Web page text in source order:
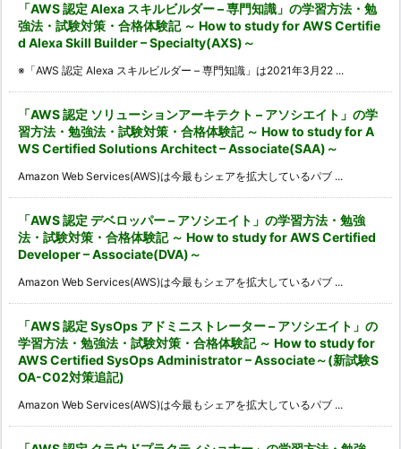
「AWS 認定 Alexa スキルビルダー – 専門知識」の学習方法・勉
強法・試験対策・合格体験記 ～ How to study for AWS Certifie
d Alexa Skill Builder – Specialty(AXS)～
※「AWS 認定 Alexa スキルビルダー – 専門知識」は2021年3月22 ...
「AWS 認定 ソリューションアーキテクト – アソシエイト」の学
習方法・勉強法・試験対策・合格体験記 ～ How to study for A
WS Certified Solutions Architect – Associate(SAA)～
Amazon Web Services(AWS)は今最もシェアを拡大しているパブ ...
「AWS 認定 デベロッパー – アソシエイト」の学習方法・勉強
法・試験対策・合格体験記 ～ How to study for AWS Certified
Developer – Associate(DVA)～
Amazon Web Services(AWS)は今最もシェアを拡大しているパブ ...
「AWS 認定 SysOps アドミニストレーター – アソシエイト」の
学習方法・勉強法・試験対策・合格体験記 ～ How to study for
AWS Certified SysOps Administrator – Associate～(新試験S
OA-C02対策追記)
Amazon Web Services(AWS)は今最もシェアを拡大しているパブ ...